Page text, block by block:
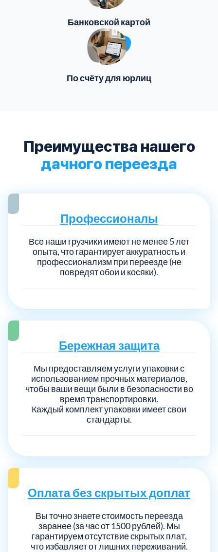
Банковской картой
По счёту для юрлиц
Преимущества нашего
дачного переезда
Профессионалы
Все наши грузчики имеют не менее 5 лет
опыта, что гарантирует аккуратность и
профессионализм при переезде (не
повредят обои и косяки).
Бережная защита
Мы предоставляем услуги упаковки с
использованием прочных материалов,
чтобы ваши вещи были в безопасности во
время транспортировки.
Каждый комплект упаковки имеет свои
стандарты.
Оплата без скрытых доплат
Вы точно знаете стоимость переезда
заранее (за час от 1500 рублей). Мы
гарантируем отсутствие скрытых плат,
что избавляет от лишних переживаний.